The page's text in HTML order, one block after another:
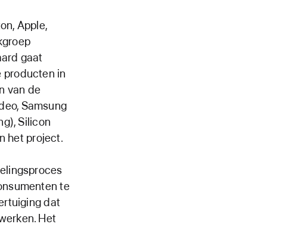
Apple,
gaat
producten in
van de
Samsung
Silicon
het project.
te
dat
Het